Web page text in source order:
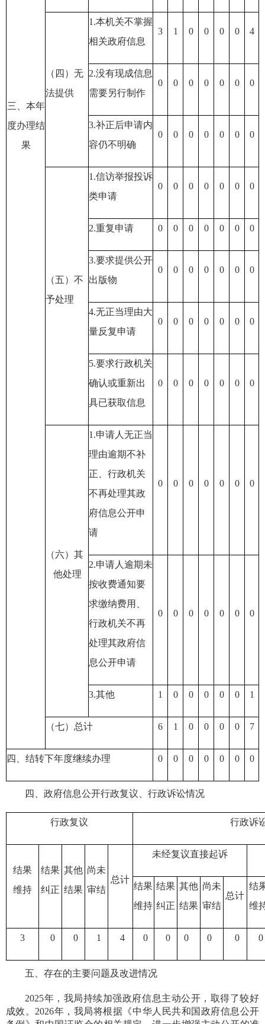
三、本年
度办理结
果
（四）无
法提供
1.本机关不掌握
相关政府信息
3 1 0 0 0 0 4
2.没有现成信息
需要另行制作
0 0 0 0 0 0 0
3.补正后申请内
容仍不明确
0 0 0 0 0 0 0
（五）不
予处理
1.信访举报投诉
类申请
0 0 0 0 0 0 0
2.重复申请 0 0 0 0 0 0 0
3.要求提供公开
出版物
0 0 0 0 0 0 0
4.无正当理由大
量反复申请
0 0 0 0 0 0 0
5.要求行政机关
确认或重新出
具已获取信息
0 0 0 0 0 0 0
（六）其
他处理
1.申请人无正当
理由逾期不补
正 、行政机关
不再处理其政
府信息公开申
请
0 0 0 0 0 0 0
2.申请人逾期未
按收费通知要
求缴纳费用
行政机关不再
处理其政府信
息公开申请
0 0 0 0 0 0 0
3.其他 1 0 0 0 0 0 1
（七）总计 6 1 0 0 0 0 7
四、结转下年度继续办理 0 0 0 0 0 0 0
四、政府信息公开行政复议、行政诉讼情况
行政复议 行政诉
结果
维持
结果
纠正
其他
结果
尚未
审结
总计
未经复议直接起诉
结果
维持
结果
纠正
其他
结果
尚未
审结
总计
结
维
3 0 0 1 4 0 0 0 0 0 0
五、存在的主要问题及改进情况
2025年，我局持续加强政府信息主动公开，取得了较好
成效。2026年，我局将根据《中华人民共和国政府信息公开